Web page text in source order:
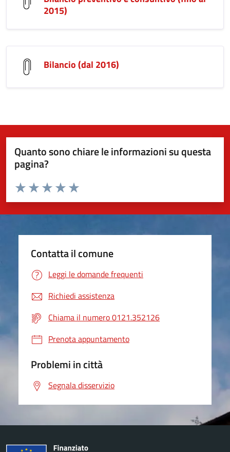
2015)
Bilancio (dal 2016)
Quanto sono chiare le informazioni su questa
pagina?
Valuta da 1 a 5 stelle la pagina
Valuta 5 stelle su 5
Valuta 4 stelle su 5
Valuta 3 stelle su 5
Valuta 2 stelle su 5
Valuta 1 stelle su 5
Contatta il comune
Leggi le domande frequenti
Richiedi assistenza
Chiama il numero 0121.352126
Prenota appuntamento
Problemi in città
Segnala disservizio